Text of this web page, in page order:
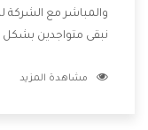
والمباشر مع الشركة
نبقى متواجدين
الشركة بها والتى
مشاهدة المزيد